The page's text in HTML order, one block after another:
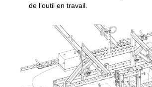
de l’outil en travail.